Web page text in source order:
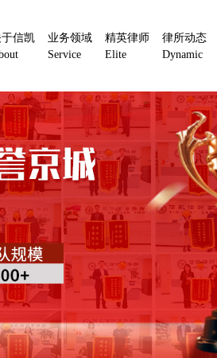
于信凯
业务领域
Service
精英律师
Elite
律所动态
Dynamic